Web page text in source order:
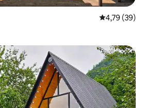
4,79 de uma
4,79 (39)